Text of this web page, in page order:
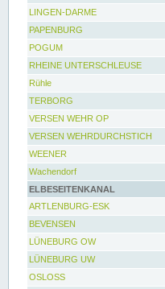
LINGEN-DARME
PAPENBURG
POGUM
RHEINE UNTERSCHLEUSE
Rühle
TERBORG
VERSEN WEHR OP
VERSEN WEHRDURCHSTICH
WEENER
Wachendorf
ELBESEITENKANAL
ARTLENBURG-ESK
BEVENSEN
LÜNEBURG OW
LÜNEBURG UW
OSLOSS